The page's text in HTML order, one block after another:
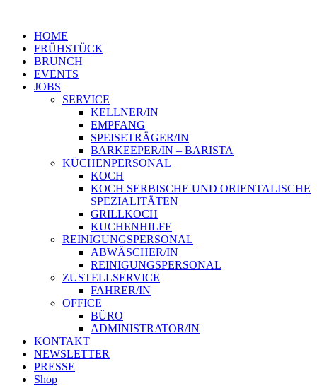
HOME
FRÜHSTÜCK
BRUNCH
EVENTS
JOBS
SERVICE
KELLNER/IN
EMPFANG
SPEISETRÄGER/IN
BARKEEPER/IN – BARISTA
KÜCHENPERSONAL
KOCH
KOCH SERBISCHE UND ORIENTALISCHE
SPEZIALITÄTEN
GRILLKOCH
KUCHENHILFE
REINIGUNGSPERSONAL
ABWÄSCHER/IN
REINIGUNGSPERSONAL
ZUSTELLSERVICE
FAHRER/IN
OFFICE
BÜRO
ADMINISTRATOR/IN
KONTAKT
NEWSLETTER
PRESSE
Shop